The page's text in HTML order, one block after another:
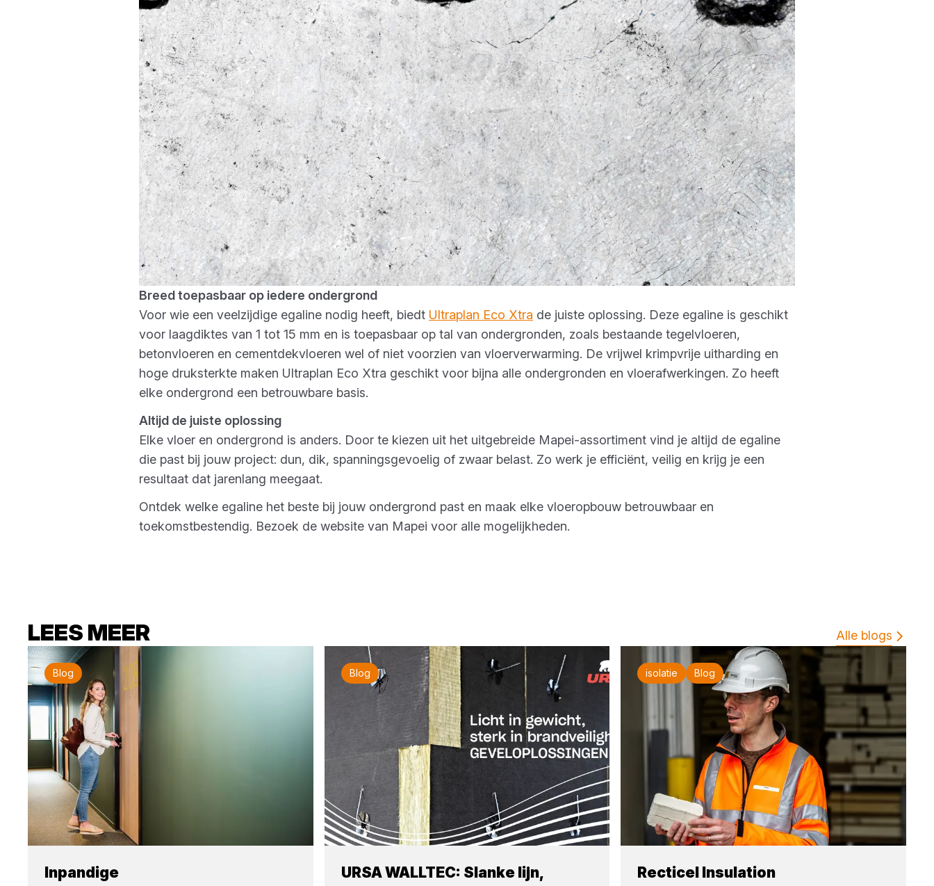
Breed toepasbaar op iedere ondergrond
Voor wie een veelzijdige egaline nodig heeft, biedt Ultraplan Eco Xtra de juiste oplossing. Deze egaline is geschikt
voor laagdiktes van 1 tot 15 mm en is toepasbaar op tal van ondergronden, zoals bestaande tegelvloeren,
betonvloeren en cementdekvloeren wel of niet voorzien van vloerverwarming. De vrijwel krimpvrije uitharding en
hoge druksterkte maken Ultraplan Eco Xtra geschikt voor bijna alle ondergronden en vloerafwerkingen. Zo heeft
elke ondergrond een betrouwbare basis.
Altijd de juiste oplossing
Elke vloer en ondergrond is anders. Door te kiezen uit het uitgebreide Mapei-assortiment vind je altijd de egaline
die past bij jouw project: dun, dik, spanningsgevoelig of zwaar belast. Zo werk je efficiënt, veilig en krijg je een
resultaat dat jarenlang meegaat.
Ontdek welke egaline het beste bij jouw ondergrond past en maak elke vloeropbouw betrouwbaar en
toekomstbestendig. Bezoek de website van Mapei voor alle mogelijkheden.
LEES MEER Alle blogs
Blog
Inpandige
Blog
URSA WALLTEC: Slanke lijn,
isolatie Blog
Recticel Insulation